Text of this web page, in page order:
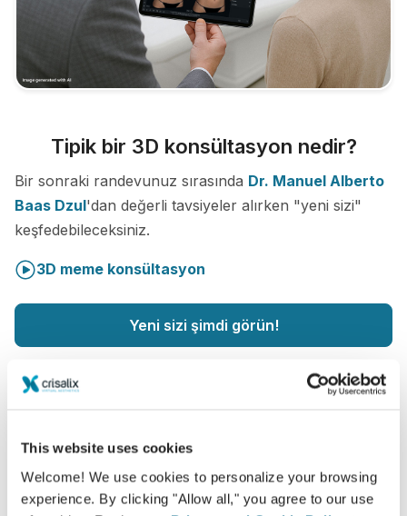
This website uses cookies
Welcome! We use cookies to personalize your browsing
experience. By clicking "Allow all," you agree to our use
Tipik bir 3D konsültasyon nedir?
Bir sonraki randevunuz sırasında Dr. Manuel Alberto
Baas Dzul'dan değerli tavsiyeler alırken "yeni sizi"
keşfedebileceksiniz.
3D meme konsültasyon
Yeni sizi şimdi görün!
Hasta bakımı seviyesini artırın
Crisalix, doktorlar ve hastalar arasındaki iletişimi